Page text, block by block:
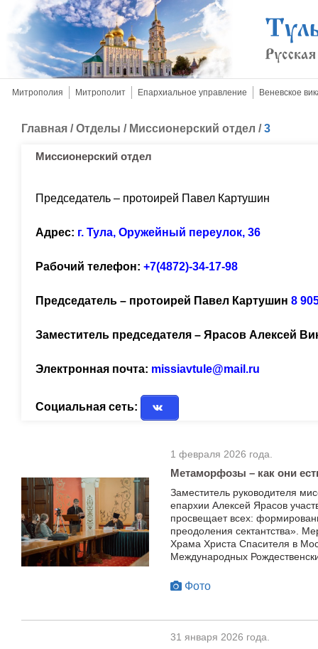
Митрополия Митрополит Епархиальное управление Веневское
Главная /Отделы / Миссионерский отдел /3
Миссионерский отдел
Председатель – протоирей Павел Картушин
Адрес: г. Тула, Оружейный переулок, 36
Рабочий телефон: +7(4872)-34-17-98
Председатель – протоирей Павел Картушин 8
Заместитель председателя – Ярасов Алексей
Электронная почта: missiavtule@mail.ru
Социальная сеть:
1 февраля 2026 года.
Метаморфозы – как они
Заместитель руководителя
епархии Алексей Ярасов
просвещает всех:
преодоления сектантства».
Храма Христа Спасителя в
Международных
Фото
31 января 2026 года.